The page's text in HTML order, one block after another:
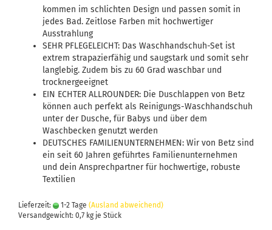
kommen im schlichten Design und passen somit in
jedes Bad. Zeitlose Farben mit hochwertiger
Ausstrahlung
SEHR PFLEGELEICHT: Das Waschhandschuh-Set ist
extrem strapazierfähig und saugstark und somit sehr
langlebig. Zudem bis zu 60 Grad waschbar und
trocknergeeignet
EIN ECHTER ALLROUNDER: Die Duschlappen von Betz
können auch perfekt als Reinigungs-Waschhandschuh
unter der Dusche, für Babys und über dem
Waschbecken genutzt werden
DEUTSCHES FAMILIENUNTERNEHMEN: Wir von Betz sind
ein seit 60 Jahren geführtes Familienunternehmen
und dein Ansprechpartner für hochwertige, robuste
Textilien
Lieferzeit: 1-2 Tage (Ausland abweichend)
Versandgewicht: 0,7 kg je Stück